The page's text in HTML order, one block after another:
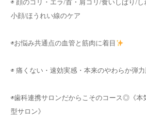
◉ 顔のコリ・エラ/首・肩コリ/食いしばり/
小顔/ほうれい線のケア
◉お悩み共通点の血管と筋肉に着目
◉ 痛くない・速効実感・本来のやわらか弾
◉歯科連携サロンだからこそのコース◎《本
型サロン》